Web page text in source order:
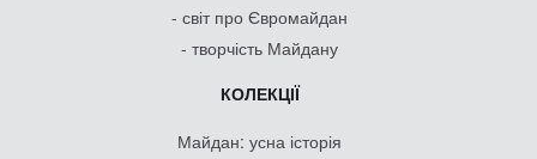
- світ про Євромайдан
- творчість Майдану
КОЛЕКЦІЇ
Майдан: усна історія